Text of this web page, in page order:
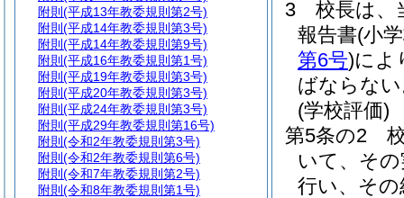
3
校長は、
報告書(小
第6号)によ
ばならな
(学校評価)
第5条の2
いて、そ
行い、そ
附則 (平成13年教委規則第2号)
附則 (平成14年教委規則第3号)
附則 (平成14年教委規則第9号)
附則 (平成16年教委規則第1号)
附則 (平成19年教委規則第3号)
附則 (平成20年教委規則第3号)
附則 (平成24年教委規則第3号)
附則 (平成29年教委規則第16号)
附則 (令和2年教委規則第3号)
附則 (令和2年教委規則第6号)
附則 (令和7年教委規則第2号)
附則 (令和8年教委規則第1号)